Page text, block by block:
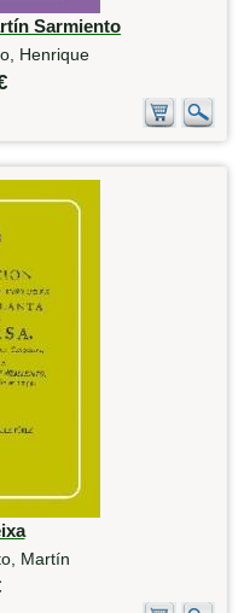
Sarmiento
Henrique
Martín